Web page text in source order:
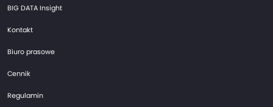
Ceny domów Kraków
Ceny domów Wrocław
Ceny domów Trójmiasto
Ceny domów Gdańsk
Ceny domów Gdynia
BIG DATA Insight
Kontakt
Biuro prasowe
Cennik
Regulamin